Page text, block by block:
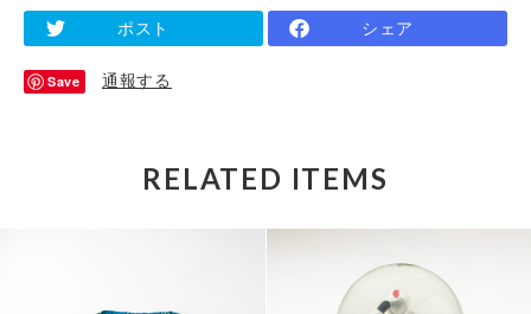
ポスト シェア
Save 通報する
RELATED ITEMS